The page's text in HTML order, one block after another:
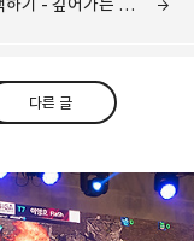
서울빛초롱축제 입구에서 한화 불꽃길까지 산책하기 - 깊어가는 가을밤의 운치
다른 글